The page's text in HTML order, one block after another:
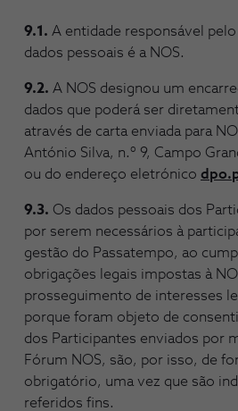
9.1. A entidade responsável
dados pessoais é a NOS.
9.2. A NOS designou um
dados que poderá ser
através de carta enviada para
António Silva, n.º 9, Campo
ou do endereço eletrónico
9.3. Os dados pessoais dos
por serem necessários à
gestão do Passatempo, ao
obrigações legais impostas à
prosseguimento de interesses
porque foram objeto de
dos Participantes enviados por
Fórum NOS, são, por isso, de
obrigatório, uma vez que são
referidos fins.